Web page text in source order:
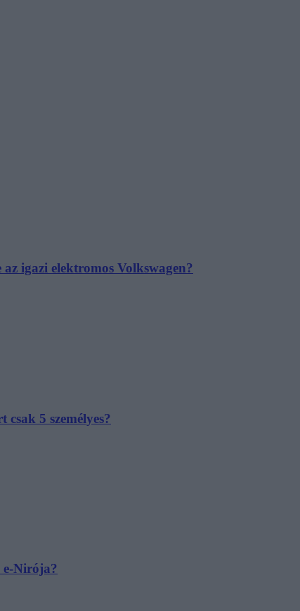
igazi elektromos Volkswagen?
5 személyes?
e-Nirója?